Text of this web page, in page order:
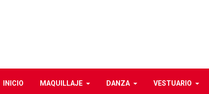
INICIO MAQUILLAJE DANZA VESTUARIO